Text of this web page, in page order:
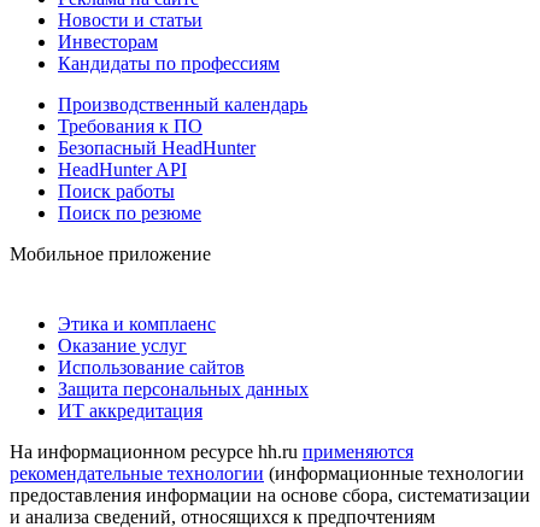
Новости и статьи
Инвесторам
Кандидаты по профессиям
Производственный календарь
Требования к ПО
Безопасный HeadHunter
HeadHunter API
Поиск работы
Поиск по резюме
Мобильное приложение
Этика и комплаенс
Оказание услуг
Использование сайтов
Защита персональных данных
ИТ аккредитация
На информационном ресурсе hh.ru применяются
рекомендательные технологии (информационные технологии
предоставления информации на основе сбора, систематизации
и анализа сведений, относящихся к предпочтениям